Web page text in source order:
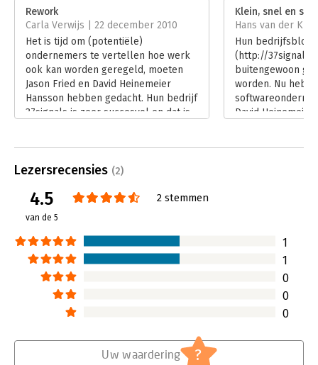
Verschijningsdatum:
Hoofdrubriek: Werk en loopbaan
Rework
Carla Verwijs | 22 december 2010
Het is tijd om (potentiële)
ondernemers te vertellen hoe werk
ook kan worden geregeld, moeten
Jason Fried en David Heinemeier
Hansson hebben gedacht. Hun bedrijf
37signals is zeer succesvol en dat is
hun eigen, simpele filosofie en die
'Rework'.
Lees verder
Klein, snel en slim
Hans van der
Hun bedrijfsblog
(http://
buitengewoon
worden. Nu
David Heinemeier
Lezersrecensies (2)
4.5
van de 5
2 stemmen
1
1
0
0
0
Uw waardering ?